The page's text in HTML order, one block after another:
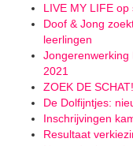
LIVE MY LIFE op
Doof & Jong
leerlingen
Jongerenwerking
2021
ZOEK DE SCHAT!
De Dolfijntjes:
Inschrijvingen
Resultaat